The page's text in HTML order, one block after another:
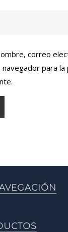
correo
para la